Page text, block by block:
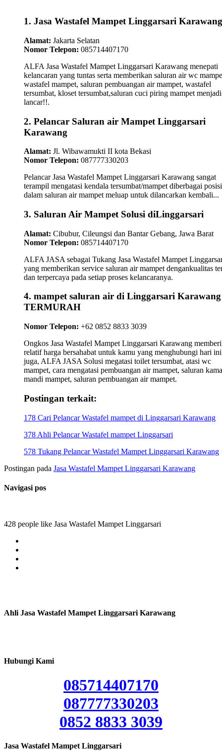
1. Jasa Wastafel Mampet Linggarsari Karawang
Alamat: Jakarta Selatan
Nomor Telepon: 085714407170
ALFA Jasa Wastafel Mampet Linggarsari Karawang menepati
kelancaran yang tuntas serta memberikan saluran air wc
wastafel mampet, saluran pembuangan air mampet, wastafel
tersumbat, kloset tersumbat,saluran cuci piring mampet menjadi
lancar!!.
2. Pelancar Saluran air Mampet Linggarsari
Karawang
Alamat: Jl. Wibawamukti II kota Bekasi
Nomor Telepon: 087777330203
Pelancar Jasa Wastafel Mampet Linggarsari Karawang sangat
terampil mengatasi kendala tersumbat/mampet diberbagai
dalam saluran air mampet meluap untuk dilancarkan kembali...
3. Saluran Air Mampet Solusi diLinggarsari
Alamat: Cibubur, Cileungsi dan Bantar Gebang, Jawa Barat
Nomor Telepon: 085714407170
ALFA JASA sebagai Tukang Jasa Wastafel Mampet
yang memberikan service saluran air mampet dengankualitas
dan terpercaya pada setiap proses kelancaranya.
4. mampet saluran air di Linggarsari Karawang
TERMURAH
Nomor Telepon: +62 0852 8833 3039
Ongkos Jasa Wastafel Mampet Linggarsari Karawang
relatif harga bersahabat untuk kamu yang menghubungi hari ini
juga, ALFA JASA Solusi megatasi toilet tersumbat, atasi wc
mampet, cara mengatasi pembuangan air mampet, saluran
mandi mampet, saluran pembuangan air mampet.
Postingan terkait:
178 Cari Pelancar Wastafel mampet di Linggarsari Karawang
378 Ahli Pelancar Wastafel mampet Linggarsari
578 Tukang Pelancar Wastafel Mampet Linggarsari Karawang
Postingan pada Jasa Wastafel Mampet Linggarsari Karawang
Navigasi pos
428 people like Jasa Wastafel Mampet Linggarsari
Ahli Jasa Wastafel Mampet Linggarsari Karawang
Hubungi Kami
085714407170
087777330203
0852 8833 3039
Jasa Wastafel Mampet Linggarsari